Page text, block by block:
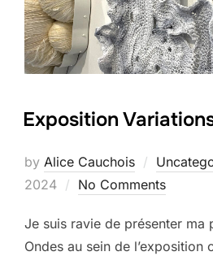
Exposition
by Alice Cauchois
2024
No Comments
Je suis ravie de présenter ma
Ondes au sein de l’exposition